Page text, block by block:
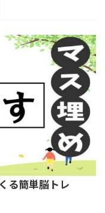
る簡単脳トレ